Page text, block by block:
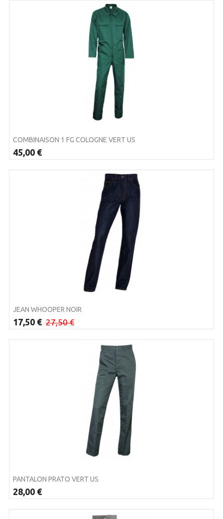
COMBINAISON 1 FG COLOGNE VERT US
45,00 €
JEAN WHOOPER NOIR
17,50 € 27,50 €
PANTALON PRATO VERT US
28,00 €